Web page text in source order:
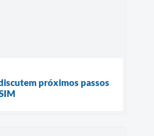
próximos passos